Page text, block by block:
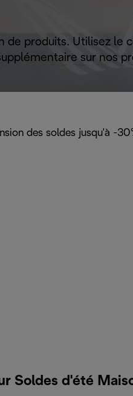
de produits. Utilisez le
sur nos
des soldes jusqu'à -
Soldes d'été